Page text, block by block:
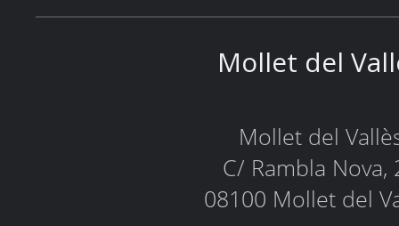
Mollet del
Mollet del
C/ Rambla Nova,
08100 Mollet del